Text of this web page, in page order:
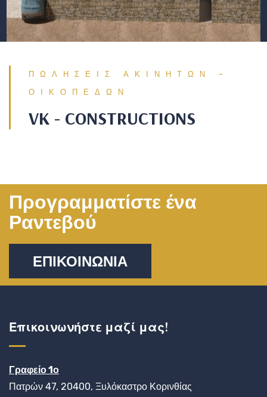
ΠΩΛΗΣΕΙΣ ΑΚΙΝΗΤΩΝ -
ΟΙΚΟΠΕΔΩΝ
VK - CONSTRUCTIONS
Προγραμματίστε ένα
Ραντεβού
ΕΠΙΚΟΙΝΩΝΙΑ
Επικοινωνήστε μαζί μας!
Γραφείο 1ο
Πατρών 47, 20400, Ξυλόκαστρο Κορινθίας